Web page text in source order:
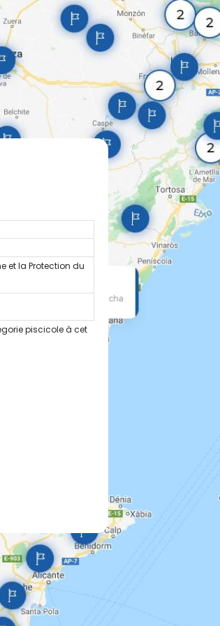
et la Protection du
piscicole à cet